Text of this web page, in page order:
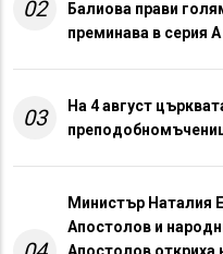
02
Балиова прави
преминава в серия
03
На 4 август
Министър Наталия
Апостолов и